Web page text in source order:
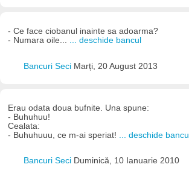
- Ce face ciobanul inainte sa adoarma?
- Numara oile... ... deschide bancul
Bancuri Seci Marți, 20 August 2013
Erau odata doua bufnite. Una spune:
- Buhuhuu!
Cealata:
- Buhuhuuu, ce m-ai speriat! ... deschide bancul
Bancuri Seci Duminică, 10 Ianuarie 2010